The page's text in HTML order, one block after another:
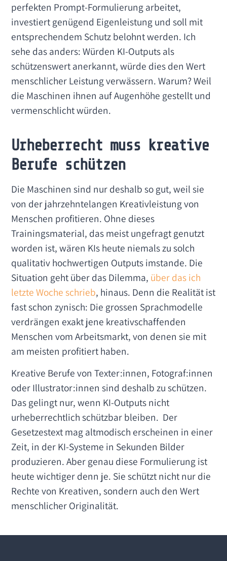
perfekten Prompt-Formulierung arbeitet,
investiert genügend Eigenleistung und soll mit
entsprechendem Schutz belohnt werden. Ich
sehe das anders: Würden KI-Outputs als
schützenswert anerkannt, würde dies den Wert
menschlicher Leistung verwässern. Warum? Weil
die Maschinen ihnen auf Augenhöhe gestellt und
vermenschlicht würden.
Urheberrecht muss kreative
Berufe schützen
Die Maschinen sind nur deshalb so gut, weil sie
von der jahrzehntelangen Kreativleistung von
Menschen profitieren. Ohne dieses
Trainingsmaterial, das meist ungefragt genutzt
worden ist, wären KIs heute niemals zu solch
qualitativ hochwertigen Outputs imstande. Die
Situation geht über das Dilemma, über das ich
letzte Woche schrieb, hinaus. Denn die Realität ist
fast schon zynisch: Die grossen Sprachmodelle
verdrängen exakt jene kreativschaffenden
Menschen vom Arbeitsmarkt, von denen sie mit
am meisten profitiert haben.
Kreative Berufe von Texter:innen, Fotograf:innen
oder Illustrator:innen sind deshalb zu schützen.
Das gelingt nur, wenn KI-Outputs nicht
urheberrechtlich schützbar bleiben. Der
Gesetzestext mag altmodisch erscheinen in einer
Zeit, in der KI-Systeme in Sekunden Bilder
produzieren. Aber genau diese Formulierung ist
heute wichtiger denn je. Sie schützt nicht nur die
Rechte von Kreativen, sondern auch den Wert
menschlicher Originalität.